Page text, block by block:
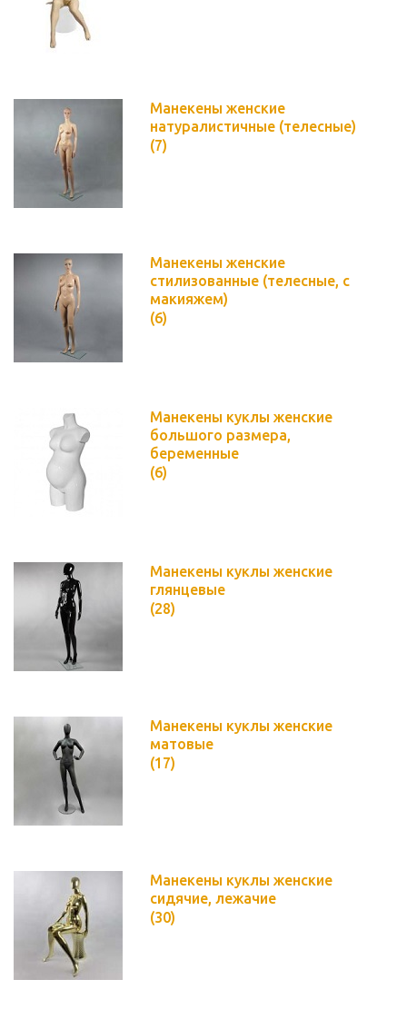
Манекены женские
натуралистичные (телесные)
(7)
Манекены женские
стилизованные (телесные, с
макияжем)
(6)
Манекены куклы женские
большого размера,
беременные
(6)
Манекены куклы женские
глянцевые
(28)
Манекены куклы женские
матовые
(17)
Манекены куклы женские
сидячие, лежачие
(30)